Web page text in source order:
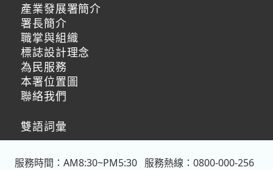
產業發展署簡介
署長簡介
職掌與組織
標誌設計理念
為民服務
本署位置圖
聯絡我們
雙語詞彙
服務時間：AM8:30~PM5:30
服務熱線：0800-000-256